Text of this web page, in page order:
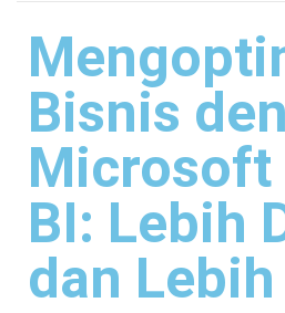
Bisnis
Microsoft
BI: Lebih
dan